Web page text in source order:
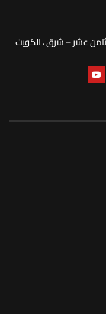
عشر – شرق ، الكويت